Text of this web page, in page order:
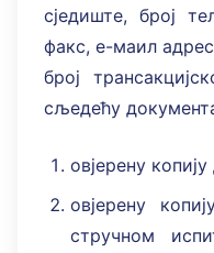
сједиште, број
факс, e-маил
број
сљедећу
овјерену
овјерену
стручном